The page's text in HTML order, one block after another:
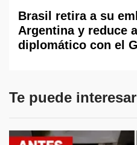
Brasil retira a su
Argentina y reduce
diplomático con el
Te puede interesar